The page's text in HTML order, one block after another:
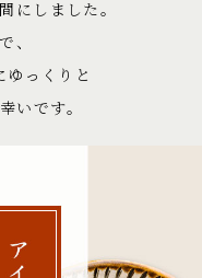
にしました。
、
ゆっくりと
いです。